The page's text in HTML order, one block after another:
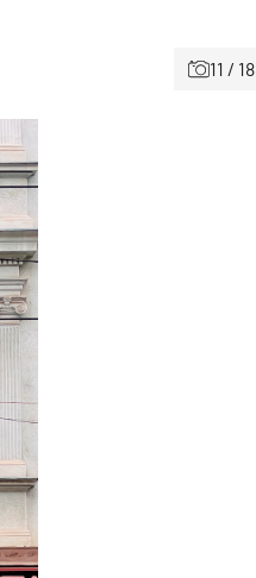
11 / 18